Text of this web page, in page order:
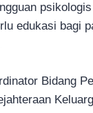
edukasi bagi
Bidang